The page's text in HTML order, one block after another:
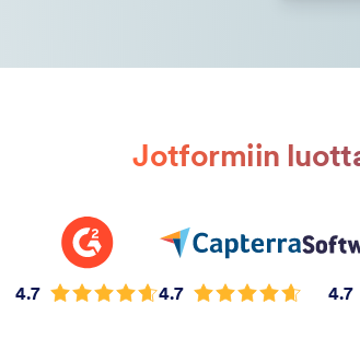
Jotformiin
4.7 4.7 4.7